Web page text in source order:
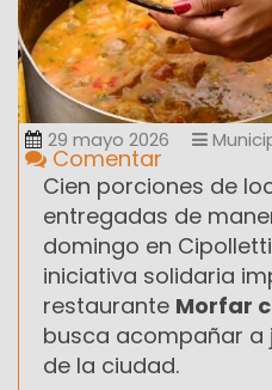
29 mayo 2026
Comentar
Cien porciones de
entregadas de
domingo en
iniciativa solidaria
restaurante Morfar
busca acompañar a
de la ciudad.